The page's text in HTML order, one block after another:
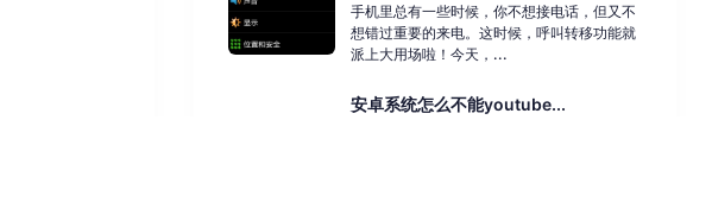
手机里总有一些时候，你不想接电话，但又不
想错过重要的来电。这时候，呼叫转移功能就
派上大用场啦！今天，...
安卓系统怎么不能youtube...